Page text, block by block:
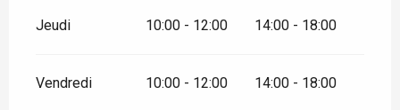
Jeudi 10:00 - 12:00 14:00 - 18:00
Vendredi 10:00 - 12:00 14:00 - 18:00